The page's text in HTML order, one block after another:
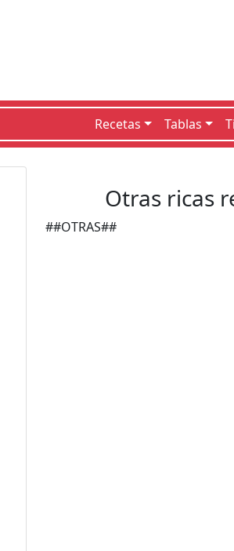
Recetas Tablas
Otras ricas
##OTRAS##